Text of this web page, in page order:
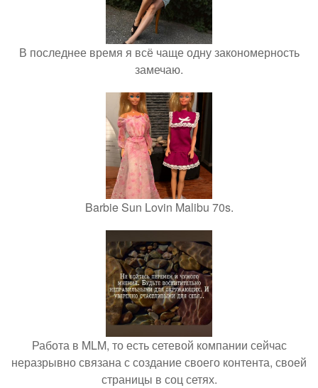
В последнее время я всё чаще одну закономерность
замечаю.
Barbie Sun Lovin Malibu 70s.
Работа в MLM, то есть сетевой компании сейчас
неразрывно связана с создание своего контента, своей
страницы в соц сетях.